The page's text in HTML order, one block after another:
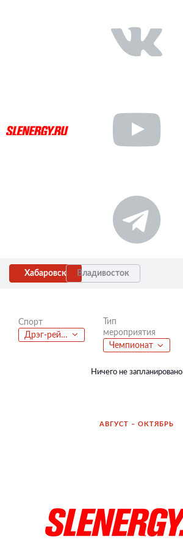
Хабаровск Владивосток
Спорт
Дрэг-рейсинг
Тип
мероприятия
Чемпионат
Ничего не запланировано
АВГУСТ – ОКТЯБРЬ